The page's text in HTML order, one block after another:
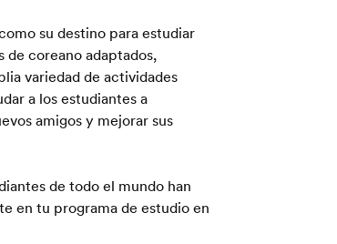
su destino para estudiar
coreano adaptados,
variedad de actividades
a los estudiantes a
amigos y mejorar sus
de todo el mundo han
en tu programa de estudio en